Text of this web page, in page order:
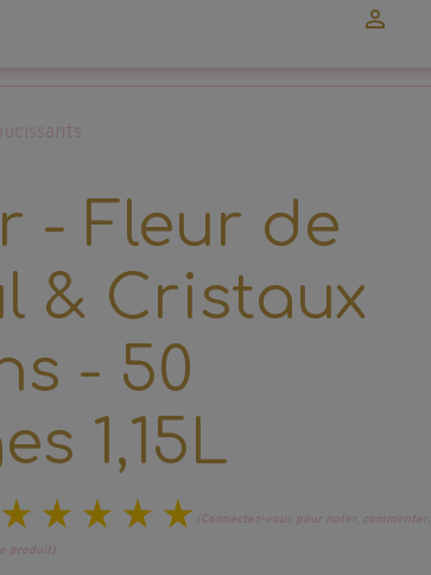
- Fleur de
& Cristaux
- 50
1,15L
(Connectez-vous pour noter, commenter,
produit)